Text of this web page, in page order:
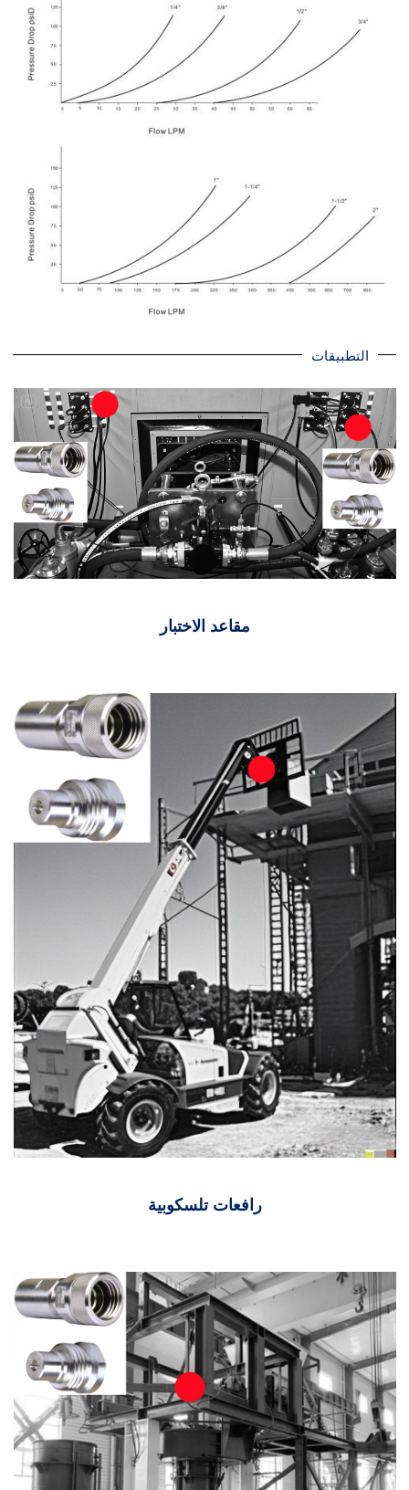
التطبيقات
مقاعد الاختبار
رافعات تلسكوبية